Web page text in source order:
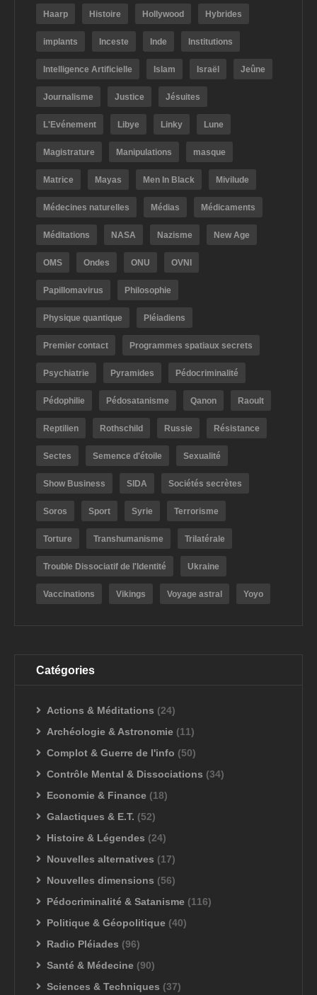
Haarp Histoire Hollywood Hybrides
implants Inceste Inde Institutions
Intelligence Artificielle Islam Israël Jeûne
Journalisme Justice Jésuites
L'Evénement Libye Linky Lune
Magistrature Manipulations masque
Matrice Mayas Men In Black Mivilude
Médecines naturelles Médias Médicaments
Méditations NASA Nazisme New Age
OMS Ondes ONU OVNI
Papillomavirus Philosophie
Physique quantique Pléiadiens
Premier contact Programmes spatiaux secrets
Psychiatrie Pyramides Pédocriminalité
Pédophilie Pédosatanisme Qanon Raoult
Reptilien Rothschild Russie Résistance
Sectes Semence d'étoile Sexualité
Show Business SIDA Sociétés secrètes
Soros Sport Syrie Terrorisme
Torture Transhumanisme Trilatérale
Trouble Dissociatif de l'Identité Ukraine
Vaccinations Vikings Voyage astral Yoyo
Catégories
Actions & Méditations (24)
Archéologie & Astronomie (11)
Complot & Guerre de l'info (50)
Contrôle Mental & Dissociations (34)
Economie & Finance (18)
Galactiques & E.T. (52)
Histoire & Légendes (24)
Nouvelles alternatives (17)
Nouvelles dimensions (56)
Pédocriminalité & Satanisme (116)
Politique & Géopolitique (40)
Radio Pléiades (96)
Santé & Médecine (90)
Sciences & Techniques (37)